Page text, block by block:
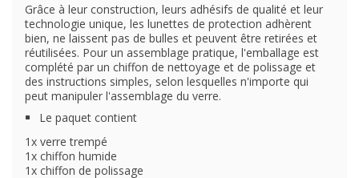
Grâce à leur construction, leurs adhésifs de qualité et leur
technologie unique, les lunettes de protection adhèrent
bien, ne laissent pas de bulles et peuvent être retirées et
réutilisées. Pour un assemblage pratique, l'emballage est
complété par un chiffon de nettoyage et de polissage et
des instructions simples, selon lesquelles n'importe qui
peut manipuler l'assemblage du verre.
Le paquet contient
1x verre trempé
1x chiffon humide
1x chiffon de polissage